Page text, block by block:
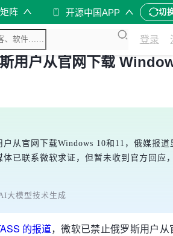
阵 开源中国APP 切
登录
用户从官网下载
户从官网下载Windows 10和11，俄媒报
体已联系微软求证，但暂未收到官方回应
大模型技术生成
的报道，微软已禁止俄罗斯用户